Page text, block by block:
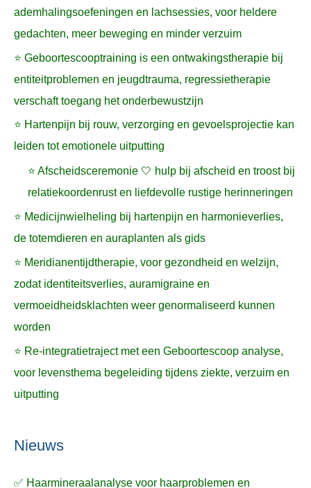
ademhalingsoefeningen en lachsessies, voor heldere
gedachten, meer beweging en minder verzuim
⭐ Geboortescooptraining is een ontwakingstherapie bij
entiteitproblemen en jeugdtrauma, regressietherapie
verschaft toegang het onderbewustzijn
⭐ Hartenpijn bij rouw, verzorging en gevoelsprojectie kan
leiden tot emotionele uitputting
⭐ Afscheidsceremonie 🤍 hulp bij afscheid en troost bij
relatiekoordenrust en liefdevolle rustige herinneringen
⭐ Medicijnwielheling bij hartenpijn en harmonieverlies,
de totemdieren en auraplanten als gids
⭐ Meridianentijdtherapie, voor gezondheid en welzijn,
zodat identiteitsverlies, auramigraine en
vermoeidheidsklachten weer genormaliseerd kunnen
worden
⭐ Re-integratietraject met een Geboortescoop analyse,
voor levensthema begeleiding tijdens ziekte, verzuim en
uitputting
Nieuws
✅ Haarmineraalanalyse voor haarproblemen en